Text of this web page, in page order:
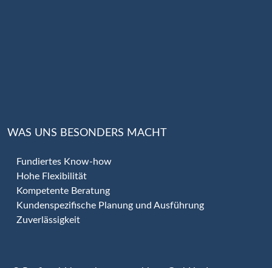
WAS UNS BESONDERS MACHT
Fundiertes Know-how
Hohe Flexibilität
Kompetente Beratung
Kundenspezifische Planung und Ausführung
Zuverlässigkeit